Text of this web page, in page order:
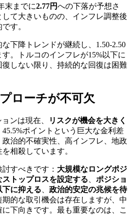
末までに2.77円への下落が予想さ
て大きいものの、インフレ調整後
す。
な下降トレンドが継続し、1.50-2.50
。トルコのインフレが15%以下に
しない限り、持続的な回復は困難
ローチが不可欠
ンは現在、
リスクが機会を大きく
ポイントという巨大な金利差
治的不確実性、高インフレ、地政
相殺しています。
すべきです： 大規模なロングポジ
ストップロスを設定する
ポジショ
下に抑える
政治的安定の兆候を待
的な取引機会は存在しますが、中
下向きです。最も重要なのは、こ